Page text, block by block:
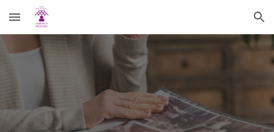
Skip to main content Skip to navigation